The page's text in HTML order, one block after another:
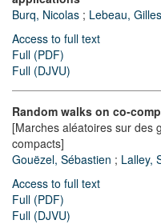
Burq, Nicolas ; Lebeau, Gilles
Access to full text
Full (PDF)
Full (DJVU)
Random walks on co-
[Marches aléatoires sur des
compacts]
Gouëzel, Sébastien ; Lalley,
Access to full text
Full (PDF)
Full (DJVU)